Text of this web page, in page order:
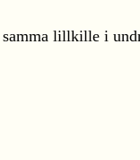
lillkille i